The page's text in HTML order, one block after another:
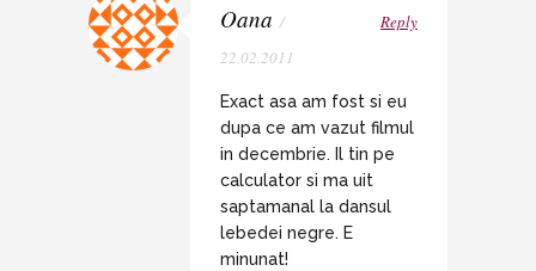
Oana /
22.02.2011
Reply
Exact asa am fost si eu
dupa ce am vazut filmul
in decembrie. Il tin pe
calculator si ma uit
saptamanal la dansul
lebedei negre. E
minunat!